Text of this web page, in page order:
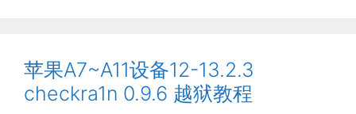
苹果A7~A11设备12-13.2.3
checkra1n 0.9.6 越狱教程